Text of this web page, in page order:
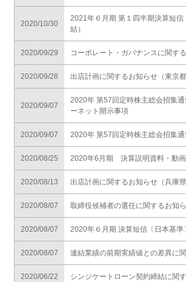
2020/10/30
2021年６月期 第１四半期決算短信
結）
2020/09/29 コーポレート・ガバナンスに関す
2020/09/28 出店計画に関するお知らせ（東京都
2020/09/07
2020年 第57回定時株主総会招集
ーネット開示事項
2020/09/07 2020年 第57回定時株主総会招集通
2020/08/25 2020年6月期 決算説明資料・動画
2020/08/13 出店計画に関するお知らせ（兵庫県
2020/08/07 取締役候補者の選任に関するお知
2020/08/07 2020年６月期 決算短信〔日本基準
2020/08/07 連結業績の前期実績値との差異に
2020/06/22 シンジケートローン契約締結に関